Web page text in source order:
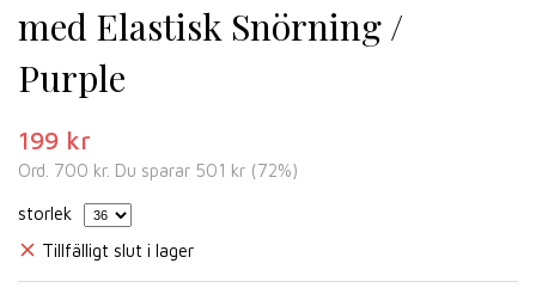
med Elastisk Snörning /
Purple
199 kr
Ord. 700 kr. Du sparar 501 kr (72%)
storlek
Tillfälligt slut i lager